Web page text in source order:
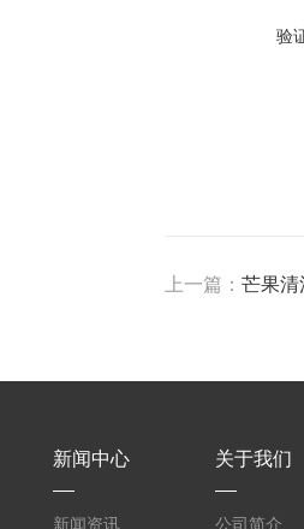
验
上一篇：芒果清
新闻中心
新闻资讯
关于我们
公司简介